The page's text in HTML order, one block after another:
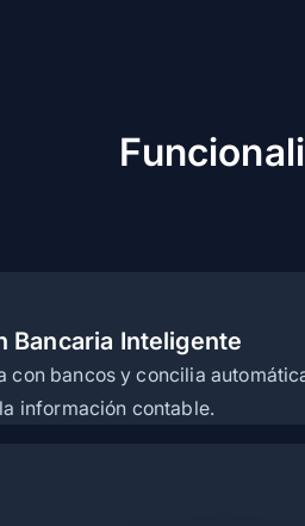
Bancaria Inteligente
con bancos y concilia
información contable.